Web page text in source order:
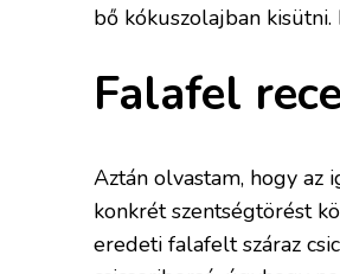
bő kókuszolajban
Falafel
Aztán olvastam, hogy az
konkrét szentségtörést
eredeti falafelt száraz